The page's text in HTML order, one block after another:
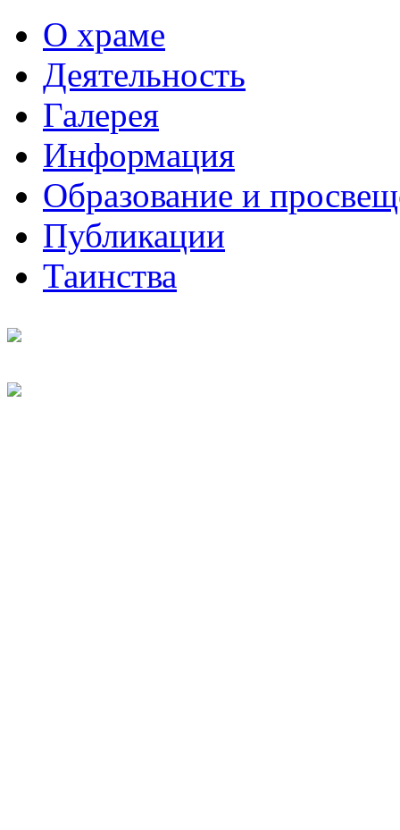
О храме
Деятельность
Галерея
Информация
Образование и
Публикации
Таинства